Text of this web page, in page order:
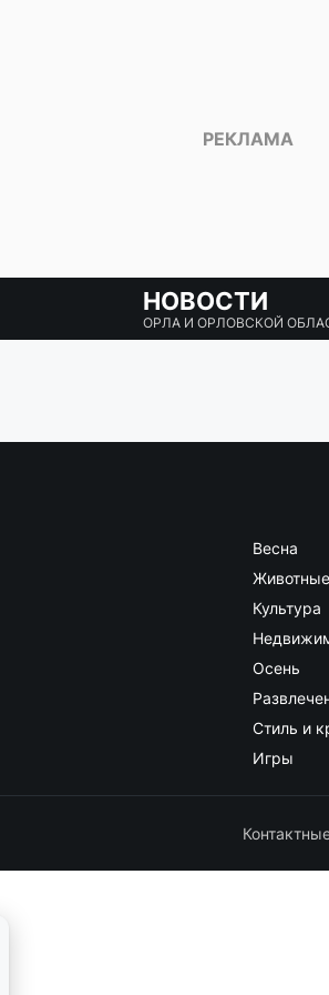
НОВОСТИ
ОРЛА И ОРЛОВСКОЙ
Весна
Животные
Культура
Осень
Стиль и
Игры